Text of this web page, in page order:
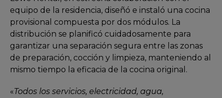
equipo de la residencia, diseñó e instaló una cocina
provisional compuesta por dos módulos. La
distribución se planificó cuidadosamente para
garantizar una separación segura entre las zonas
de preparación, cocción y limpieza, manteniendo al
mismo tiempo la eficacia de la cocina original.
«Todos los servicios, electricidad, agua,